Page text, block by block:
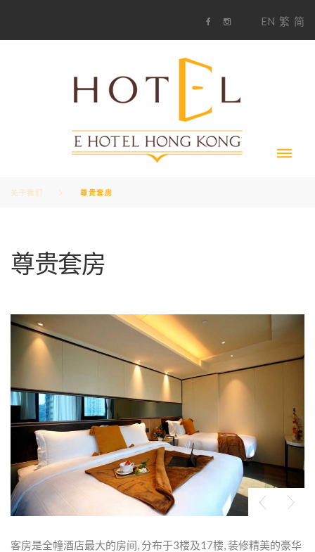
i
a
e
b
k
n
a
EN 繁 简
关于我们 尊贵套房
尊贵套房
客房是全幢酒店最大的房间, 分布于3楼及17楼, 装修精美的豪华